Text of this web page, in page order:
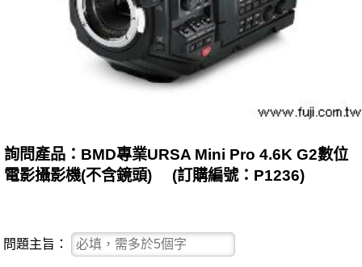
詢問產品：BMD專業URSA Mini Pro 4.6K G2數位
電影攝影機(不含鏡頭) (訂購編號：P1236)
問題主旨：